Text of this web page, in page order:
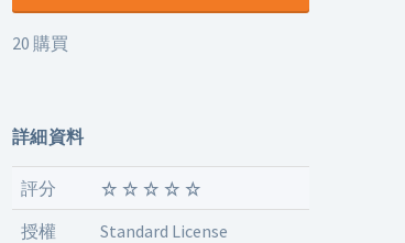
20 購買
詳細資料
評分
授權
Standard License